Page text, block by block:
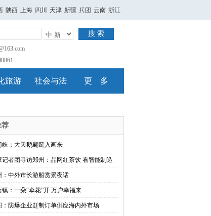
陕西 上海 四川 天津 新疆 兵团 云南 浙江
搜 索
旅游 社会与法 更 多
荐
峡：大天鹅翩跹入画来
记者团寻访郑州：品网红茶饮 看智能制造
：中外市长游船赏景夜话
镇：一朵“伞花”开 万户幸福来
：防爆企业赶制订单供应海内外市场